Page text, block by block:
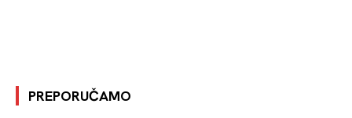
PREPORUČAMO